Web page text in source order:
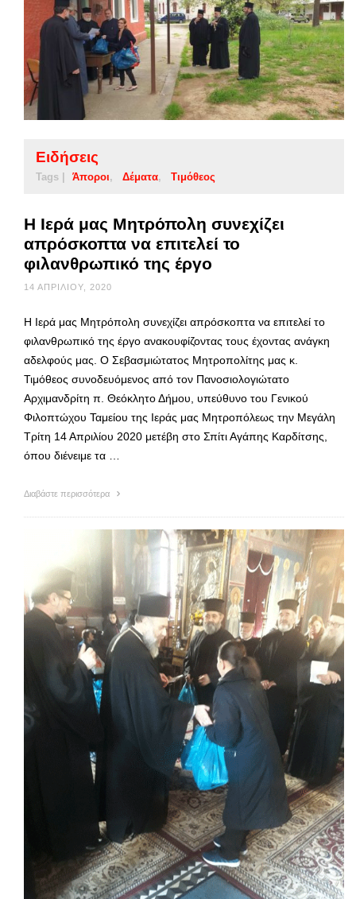
Ειδήσεις
Tags | Άποροι Δέματα Τιμόθεος
Η Ιερά μας Μητρόπολη συνεχίζει
απρόσκοπτα να επιτελεί το
φιλανθρωπικό της έργο
14 ΑΠΡΙΛΊΟΥ, 2020
Η Ιερά μας Μητρόπολη συνεχίζει απρόσκοπτα να επιτελεί το
φιλανθρωπικό της έργο ανακουφίζοντας τους έχοντας ανάγκη
αδελφούς μας. Ο Σεβασμιώτατος Μητροπολίτης μας κ.
Τιμόθεος συνοδευόμενος από τον Πανοσιολογιώτατο
Αρχιμανδρίτη π. Θεόκλητο Δήμου, υπεύθυνο του Γενικού
Φιλοπτώχου Ταμείου της Ιεράς μας Μητροπόλεως την Μεγάλη
Τρίτη 14 Απριλίου 2020 μετέβη στο Σπίτι Αγάπης Καρδίτσης,
όπου διένειμε τα …
Διαβάστε περισσότερα